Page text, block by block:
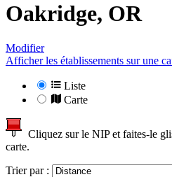
Oakridge, OR
Modifier
Afficher les établissements sur une
Liste
Carte
Cliquez sur le NIP et faites-le
carte.
Trier par :